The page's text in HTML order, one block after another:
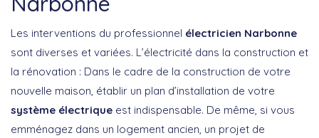
Les interventions du professionnel électricien Narbonne
sont diverses et variées. L’électricité dans la construction et
la rénovation : Dans le cadre de la construction de votre
nouvelle maison, établir un plan d’installation de votre
système électrique est indispensable. De même, si vous
emménagez dans un logement ancien, un projet de